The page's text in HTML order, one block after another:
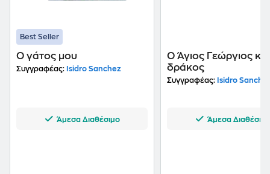
Best Seller
Ο γάτος μου
Συγγραφέας: Isidro Sanchez
Άμεσα Διαθέσιμο
Ο Άγιος Γεώργιος
δράκος
Συγγραφέας: Isidro
Άμεσα Διαθέσιμο